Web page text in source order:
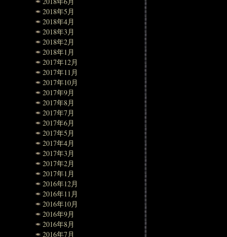
2018年5月
2018年4月
2018年3月
2018年2月
2018年1月
2017年12月
2017年11月
2017年10月
2017年9月
2017年8月
2017年7月
2017年6月
2017年5月
2017年4月
2017年3月
2017年2月
2017年1月
2016年12月
2016年11月
2016年10月
2016年9月
2016年8月
2016年7月